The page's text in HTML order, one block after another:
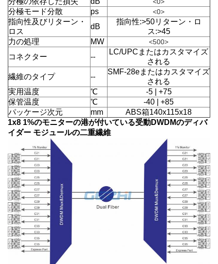
分極モード分散 ps <0>
指向性及びリターン・
ロス
dB
指向性:>50リターン・ロ
ス:>45
力の処理
MW <500>
コネクター --
LC/UPCまたはカスタマイズ
される
繊維のタイプ
--
SMF-28eまたはカスタマイズ
される
実用温度
℃
-5 | +75
保管温度
℃
-40 | +85
パッケージ次元
mm
ABS箱140x115x18
1x8 1%のモニターの港が付いている受動DWDMのディバ
イダー モジュールの二重繊維